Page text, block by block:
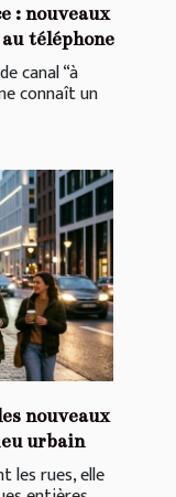
: nouveaux
téléphone
canal “à
connaît un
nouveaux
urbain
les rues, elle